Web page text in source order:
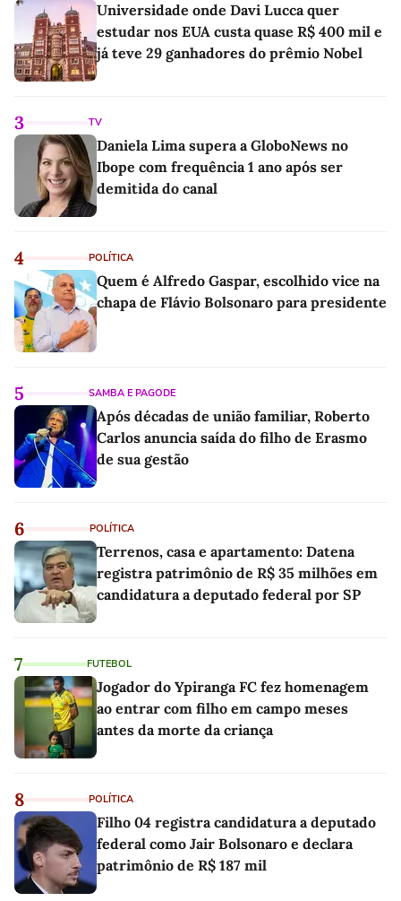
Universidade onde Davi Lucca quer
estudar nos EUA custa quase R$ 400 mil e
já teve 29 ganhadores do prêmio Nobel
3 TV
Daniela Lima supera a GloboNews no
Ibope com frequência 1 ano após ser
demitida do canal
4 POLÍTICA
Quem é Alfredo Gaspar, escolhido vice na
chapa de Flávio Bolsonaro para presidente
5 SAMBA E PAGODE
Após décadas de união familiar, Roberto
Carlos anuncia saída do filho de Erasmo
de sua gestão
6 POLÍTICA
Terrenos, casa e apartamento: Datena
registra patrimônio de R$ 35 milhões em
candidatura a deputado federal por SP
7 FUTEBOL
Jogador do Ypiranga FC fez homenagem
ao entrar com filho em campo meses
antes da morte da criança
8 POLÍTICA
Filho 04 registra candidatura a deputado
federal como Jair Bolsonaro e declara
patrimônio de R$ 187 mil